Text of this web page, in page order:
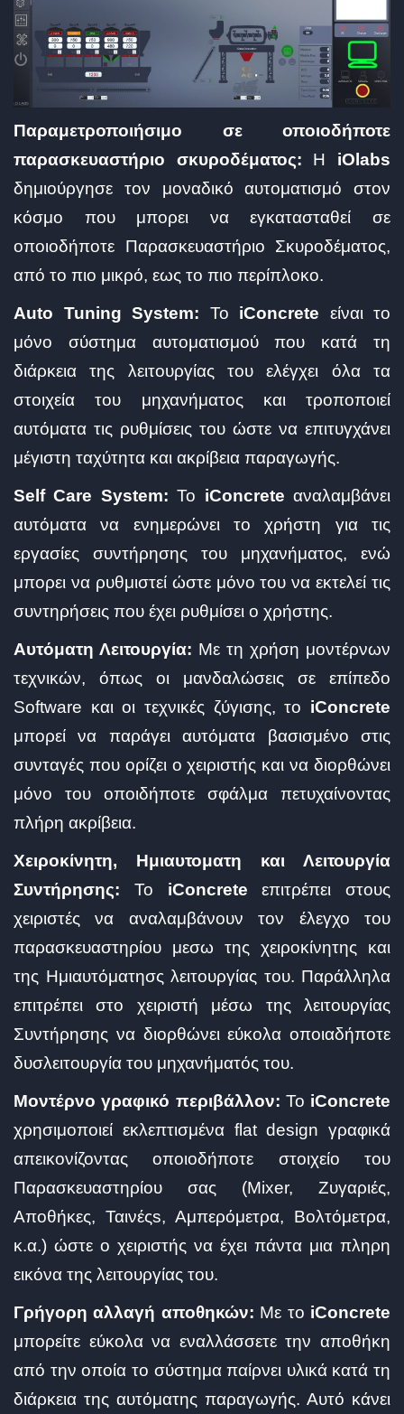
Παραμετροποιήσιμο σε οποιοδήποτε
παρασκευαστήριο σκυροδέματος: Η iOlabs
δημιούργησε τον μοναδικό αυτοματισμό στον
κόσμο που μπορει να εγκατασταθεί σε
οποιοδήποτε Παρασκευαστήριο Σκυροδέματος,
από το πιο μικρό, εως το πιο περίπλοκο.
Auto Tuning System: Το iConcrete είναι το
μόνο σύστημα αυτοματισμού που κατά τη
διάρκεια της λειτουργίας του ελέγχει όλα τα
στοιχεία του μηχανήματος και τροποποιεί
αυτόματα τις ρυθμίσεις του ώστε να επιτυγχάνει
μέγιστη ταχύτητα και ακρίβεια παραγωγής.
Self Care System: Το iConcrete αναλαμβάνει
αυτόματα να ενημερώνει το χρήστη για τις
εργασίες συντήρησης του μηχανήματος, ενώ
μπορει να ρυθμιστεί ώστε μόνο του να εκτελεί τις
συντηρήσεις που έχει ρυθμίσει ο χρήστης.
Αυτόματη Λειτουργία: Με τη χρήση μοντέρνων
τεχνικών, όπως οι μανδαλώσεις σε επίπεδο
Software και οι τεχνικές ζύγισης, το iConcrete
μπορεί να παράγει αυτόματα βασισμένο στις
συνταγές που ορίζει ο χειριστής και να διορθώνει
μόνο του οποιδήποτε σφάλμα πετυχαίνοντας
πλήρη ακρίβεια.
Χειροκίνητη, Ημιαυτοματη και Λειτουργία
Συντήρησης: Το iConcrete επιτρέπει στους
χειριστές να αναλαμβάνουν τον έλεγχο του
παρασκευαστηρίου μεσω της χειροκίνητης και
της Ημιαυτόματησς λειτουργίας του. Παράλληλα
επιτρέπει στο χειριστή μέσω της λειτουργίας
Συντήρησης να διορθώνει εύκολα οποιαδήποτε
δυσλειτουργία του μηχανήματός του.
Μοντέρνο γραφικό περιβάλλον: Το iConcrete
χρησιμοποιεί εκλεπτισμένα flat design γραφικά
απεικονίζοντας οποιοδήποτε στοιχείο του
Παρασκευαστηρίου σας (Mixer, Ζυγαριές,
Αποθήκες, Ταινέςs, Αμπερόμετρα, Βολτόμετρα,
κ.α.) ώστε ο χειριστής να έχει πάντα μια πληρη
εικόνα της λειτουργίας του.
Γρήγορη αλλαγή αποθηκών: Με το iConcrete
μπορείτε εύκολα να εναλλάσσετε την αποθήκη
από την οποία το σύστημα παίρνει υλικά κατά τη
διάρκεια της αυτόματης παραγωγής. Αυτό κάνει